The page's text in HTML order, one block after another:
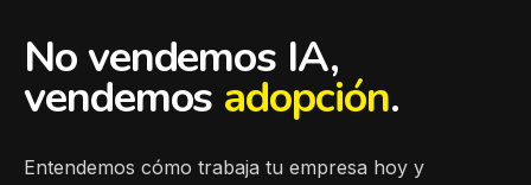
No vendemos IA,
vendemos adopción.
Entendemos cómo trabaja tu empresa hoy y